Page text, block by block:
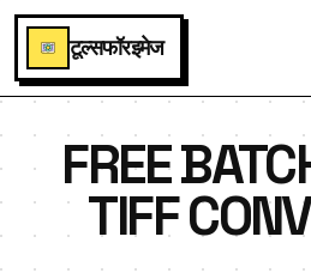
टूल्सफॉरइमेज
FREE
TIFF